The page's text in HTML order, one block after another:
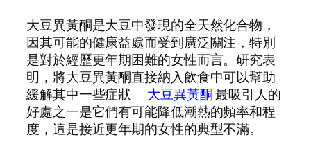
大豆異黃酮是大豆中發現的全天然化合物，
因其可能的健康益處而受到廣泛關注，特別
是對於經歷更年期困難的女性而言。研究表
明，將大豆異黃酮直接納入飲食中可以幫助
緩解其中一些症狀。 大豆異黃酮最吸引人的
好處之一是它們有可能降低潮熱的頻率和程
度，這是接近更年期的女性的典型不滿。